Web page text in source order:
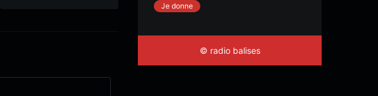
Je donne
© radio balises